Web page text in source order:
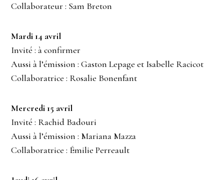
Collaborateur : Sam Breton
Mardi 14 avril
Invité : à confirmer
Aussi à l’émission : Gaston Lepage et Isabelle Racicot
Collaboratrice : Rosalie Bonenfant
Mercredi 15 avril
Invité : Rachid Badouri
Aussi à l’émission : Mariana Mazza
Collaboratrice : Émilie Perreault